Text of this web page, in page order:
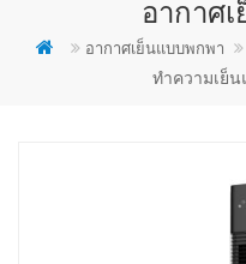
อากาศ
อากาศเย็นแบบพกพา
ทำความเย็